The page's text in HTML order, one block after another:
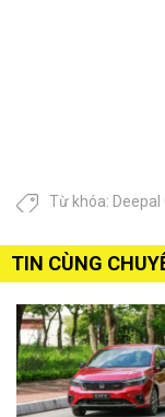
Từ khóa: Deepal
TIN CÙNG